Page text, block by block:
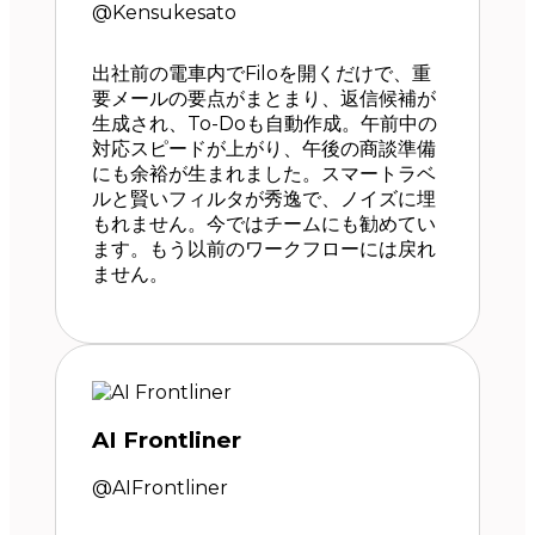
@Kensukesato
出社前の電車内でFiloを開くだけで、重
要メールの要点がまとまり、返信候補が
生成され、To-Doも自動作成。午前中の
対応スピードが上がり、午後の商談準備
にも余裕が生まれました。スマートラベ
ルと賢いフィルタが秀逸で、ノイズに埋
もれません。今ではチームにも勧めてい
ます。もう以前のワークフローには戻れ
ません。
AI Frontliner
@AIFrontliner